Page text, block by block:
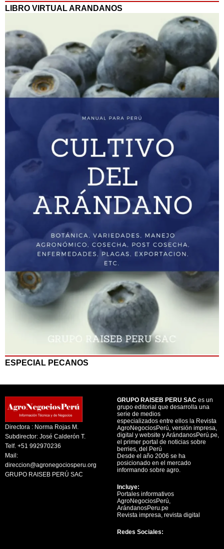
LIBRO VIRTUAL ARANDANOS
ESPECIAL PECANOS
Directora : Norma Rojas M.
Subdirector: José Calderón T.
Telf. +51 992970236
Mail:
direccion@agronegociosperu.org
GRUPO RAISEB PERÚ SAC
GRUPO RAISEB PERU SAC es un
grupo editorial que desarrolla una
serie de medios
especializados entre ellos la Revista
AgroNegociosPerú, versión impresa,
digital y website y ArándanosPerú.pe,
el primer portal de noticias sobre
berries, del Perú
Desde el año 2006 se ha
posicionado en el mercado
informando sobre agro.
Incluye:
Portales informativos
AgroNegociosPerú,
ArándanosPeru.pe
Revista impresa, revista digital
Redes Sociales: